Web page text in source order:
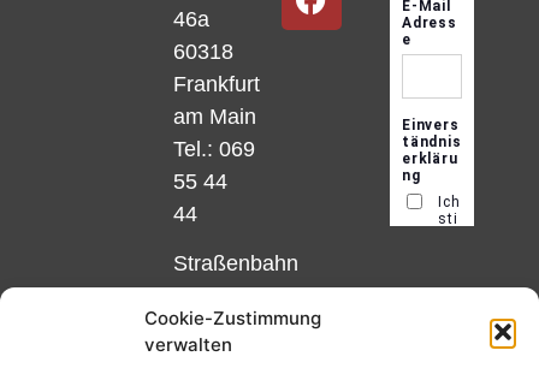
Cookie-Zustimmung
verwalten
46a
60318
Frankfurt
am Main
Tel.: 069
55 44
44
Straßenbahn
und 12,